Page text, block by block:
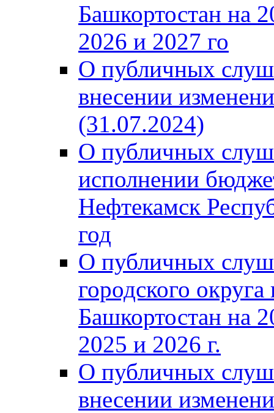
Башкортостан на
2026 и 2027 го
О публичных
внесении
(31.07.2024)
О публичных
исполнении
Нефтекамск
год
О публичных
городского
Башкортостан на
2025 и 2026 г.
О публичных
внесении